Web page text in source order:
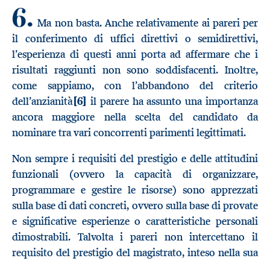
6. Ma non basta. Anche relativamente ai pareri per
il conferimento di uffici direttivi o semidirettivi,
l’esperienza di questi anni porta ad affermare che i
risultati raggiunti non sono soddisfacenti. Inoltre,
come sappiamo, con l’abbandono del criterio
dell’anzianità[6] il parere ha assunto una importanza
ancora maggiore nella scelta del candidato da
nominare tra vari concorrenti parimenti legittimati.
Non sempre i requisiti del prestigio e delle attitudini
funzionali (ovvero la capacità di organizzare,
programmare e gestire le risorse) sono apprezzati
sulla base di dati concreti, ovvero sulla base di provate
e significative esperienze o caratteristiche personali
dimostrabili. Talvolta i pareri non intercettano il
requisito del prestigio del magistrato, inteso nella sua